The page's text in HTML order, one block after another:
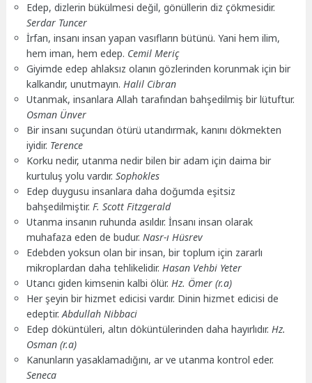
Edep, dizlerin bükülmesi değil, gönüllerin diz çökmesidir.
Serdar Tuncer
İrfan, insanı insan yapan vasıfların bütünü. Yani hem ilim,
hem iman, hem edep. Cemil Meriç
Giyimde edep ahlaksız olanın gözlerinden korunmak için bir
kalkandır, unutmayın.Halil Cibran
Utanmak, insanlara Allah tarafından bahşedilmiş bir lütuftur.
Osman Ünver
Bir insanı suçundan ötürü utandırmak, kanını dökmekten
iyidir. Terence
Korku nedir, utanma nedir bilen bir adam için daima bir
kurtuluş yolu vardır.Sophokles
Edep duygusu insanlara daha doğumda eşitsiz
bahşedilmiştir.F. Scott Fitzgerald
Utanma insanın ruhunda asıldır. İnsanı insan olarak
muhafaza eden de budur.Nasr-ı Hüsrev
Edebden yoksun olan bir insan, bir toplum için zararlı
mikroplardan daha tehlikelidir.Hasan Vehbi Yeter
Utancı giden kimsenin kalbi ölür.Hz. Ömer (r.a)
Her şeyin bir hizmet edicisi vardır. Dinin hizmet edicisi de
edeptir.Abdullah Nibbaci
Edep döküntüleri, altın döküntülerinden daha hayırlıdır.Hz.
Osman (r.a)
Kanunların yasaklamadığını, ar ve utanma kontrol eder.
Seneca